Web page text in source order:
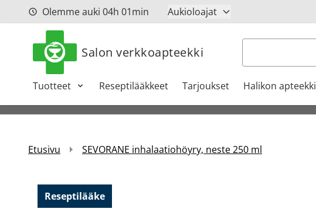
Siirry sisältöönOlemme auki 04h 01min Aukioloajat
Salon verkkoapteekki Haku
Tuotteet Reseptilääkkeet Tarjoukset Halikon apteekki
Etusivu SEVORANE inhalaatiohöyry, neste 250 ml
Reseptilääke